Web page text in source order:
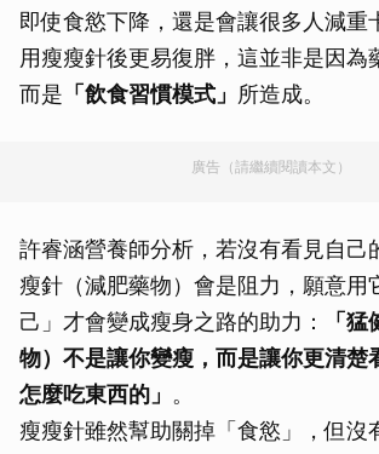
即使食慾下降，還是會讓很多人減重
用瘦瘦針後更易復胖，這並非是因為
而是 「飲食習慣模式」 所造成。
廣告（請繼續閱讀本文）
許睿涵營養師分析，若沒有看見自己
瘦針（減肥藥物）會是阻力，願意用
己」才會變成瘦身之路的助力：
「
物）不是讓你變瘦，而是讓你更清楚
怎麼吃東西的」 。
瘦瘦針雖然幫助關掉「食慾」，但沒